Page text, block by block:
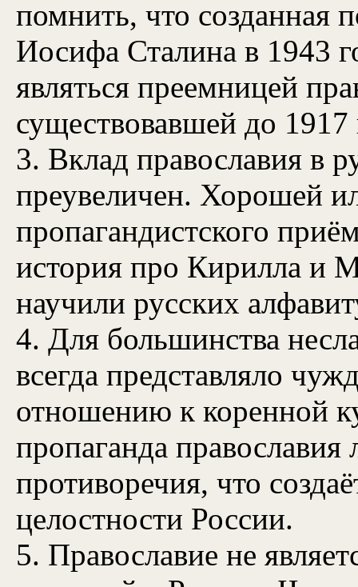
помнить, что созданная
Иосифа Сталина в 1943
являться преемницей
существовавшей до 1917
3. Вклад православия в
преувеличен. Хорошей
пропагандистского
история про Кирилла и
научили русских
4. Для большинства
всегда представляло
отношению к коренной
пропаганда
противоречия, что
целостности России.
5. Православие не